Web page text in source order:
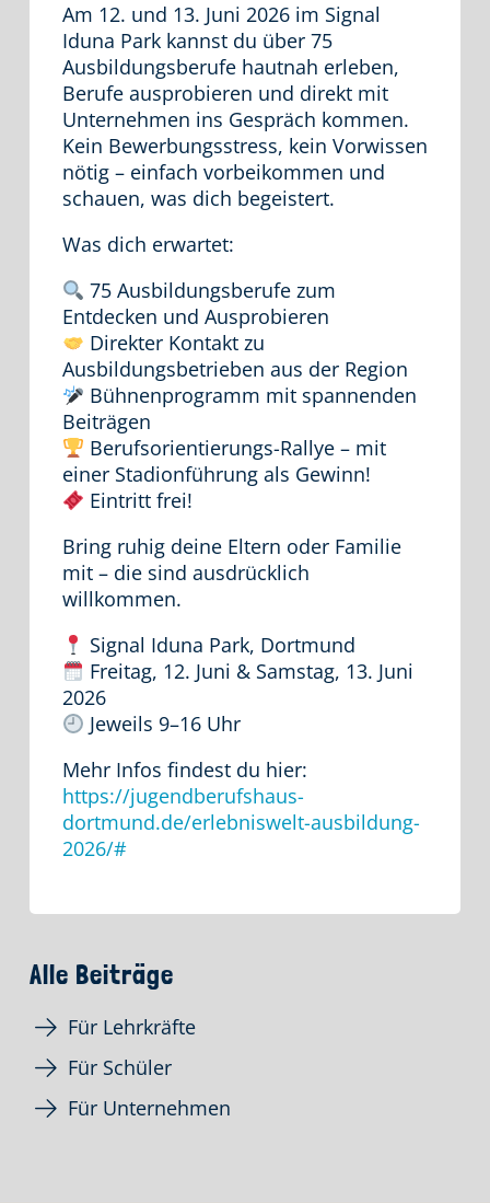
Am 12. und 13. Juni 2026 im Signal
Iduna Park kannst du über 75
Ausbildungsberufe hautnah erleben,
Berufe ausprobieren und direkt mit
Unternehmen ins Gespräch kommen.
Kein Bewerbungsstress, kein Vorwissen
nötig – einfach vorbeikommen und
schauen, was dich begeistert.
Was dich erwartet:
75 Ausbildungsberufe zum
Entdecken und Ausprobieren
Direkter Kontakt zu
Ausbildungsbetrieben aus der Region
Bühnenprogramm mit spannenden
Beiträgen
Berufsorientierungs-Rallye – mit
einer Stadionführung als Gewinn!
Eintritt frei!
Bring ruhig deine Eltern oder Familie
mit – die sind ausdrücklich
willkommen.
Signal Iduna Park, Dortmund
Freitag, 12. Juni & Samstag, 13. Juni
2026
Jeweils 9–16 Uhr
Mehr Infos findest du hier:
https://jugendberufshaus-
dortmund.de/erlebniswelt-ausbildung-
2026/#
Alle Beiträge
Für Lehrkräfte
Für Schüler
Für Unternehmen